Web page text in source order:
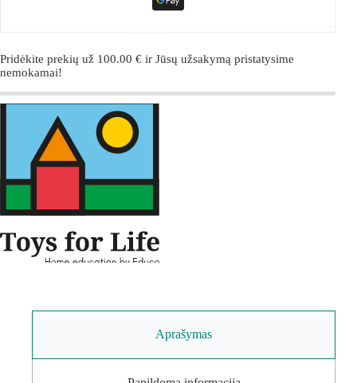
Pridėkite prekių už 100.00 € ir Jūsų užsakymą pristatysime
nemokamai!
Aprašymas